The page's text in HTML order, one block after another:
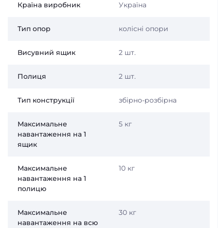
Країна виробник Україна
Тип опор колісні опори
Висувний ящик 2 шт.
Полиця 2 шт.
Тип конструкції збірно-розбірна
Максимальне
навантаження на 1
ящик
5 кг
Максимальне
навантаження на 1
полицю
10 кг
Максимальне
навантаження на всю
30 кг